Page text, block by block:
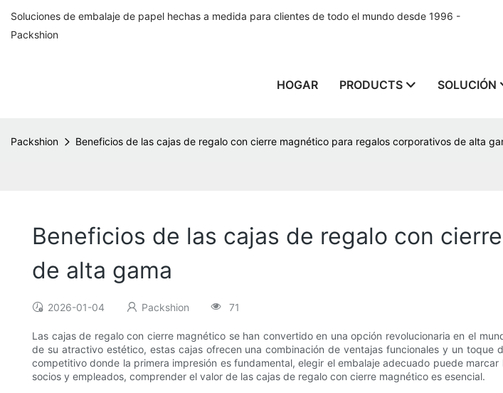
Soluciones de embalaje de papel hechas a medida para clientes de todo el mundo desde 1996 -
Packshion
HOGAR PRODUCTS SOLUCIÓN
Packshion Beneficios de las cajas de regalo con cierre magnético para regalos corporativos de alta
Beneficios de las cajas de regalo con
de alta gama
2026-01-04 Packshion 71
Las cajas de regalo con cierre magnético se han convertido en una opción revolucionaria en el
de su atractivo estético, estas cajas ofrecen una combinación de ventajas funcionales y un
competitivo donde la primera impresión es fundamental, elegir el embalaje adecuado puede
socios y empleados, comprender el valor de las cajas de regalo con cierre magnético es esencial.